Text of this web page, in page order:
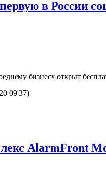
в России
бизнесу открыт
09:37)
AlarmFront